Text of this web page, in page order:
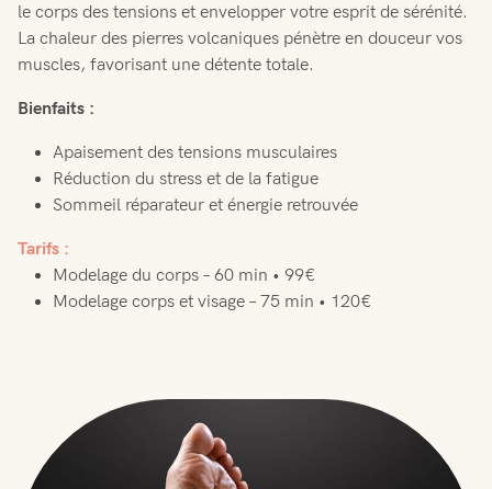
le corps des tensions et envelopper votre esprit de sérénité.
La chaleur des pierres volcaniques pénètre en douceur vos
muscles, favorisant une détente totale.
Bienfaits :
Apaisement des tensions musculaires
Réduction du stress et de la fatigue
Sommeil réparateur et énergie retrouvée
Tarifs :
Modelage du corps – 60 min • 99€
Modelage corps et visage – 75 min • 120€